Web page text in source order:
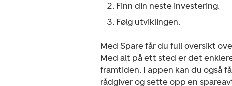
Finn din neste investering.
Følg utviklingen.
Med Spare får du full oversikt
Med alt på ett sted er det
framtiden. I appen kan du også
rådgiver og sette opp en